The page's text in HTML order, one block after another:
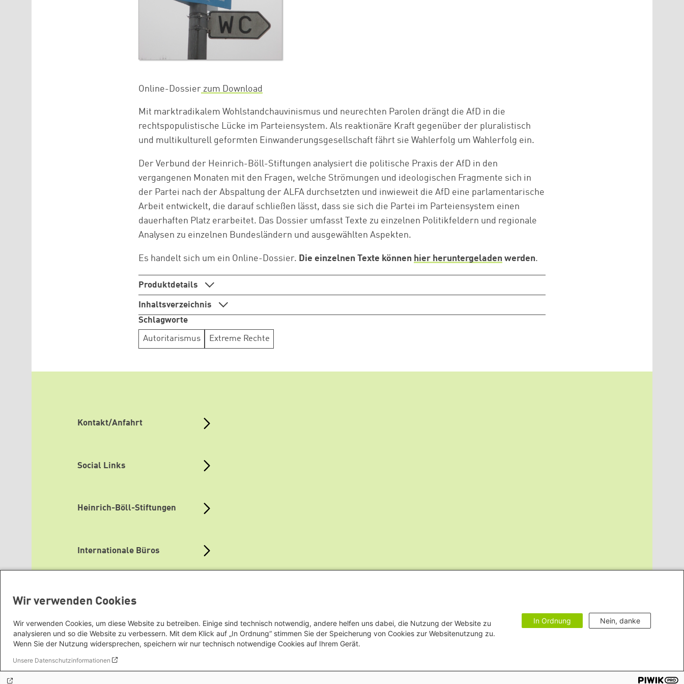
Online-Dossier zum Download
Mit marktradikalem Wohlstandchauvinismus und neurechten Parolen drängt die AfD in die
rechtspopulistische Lücke im Parteiensystem. Als reaktionäre Kraft gegenüber der pluralistisch
und multikulturell geformten Einwanderungsgesellschaft fährt sie Wahlerfolg um Wahlerfolg ein.
Der Verbund der Heinrich-Böll-Stiftungen analysiert die politische Praxis der AfD in den
vergangenen Monaten mit den Fragen, welche Strömungen und ideologischen Fragmente sich in
der Partei nach der Abspaltung der ALFA durchsetzten und inwieweit die AfD eine parlamentarische
Arbeit entwickelt, die darauf schließen lässt, dass sie sich die Partei im Parteiensystem einen
dauerhaften Platz erarbeitet. Das Dossier umfasst Texte zu einzelnen Politikfeldern und regionale
Analysen zu einzelnen Bundesländern und ausgewählten Aspekten.
Es handelt sich um ein Online-Dossier. Die einzelnen Texte können hier heruntergeladen werden.
Produktdetails
Inhaltsverzeichnis
Schlagworte
Autoritarismus Extreme Rechte
Zum Warenkorb hinzugefügt:
Kontakt/Anfahrt
Social Links
Heinrich-Böll-Stiftungen
Internationale Büros
Mediatheken
Wir verwenden Cookies
Wir verwenden Cookies, um diese Website zu betreiben. Einige sind technisch notwendig, andere helfen uns dabei, die Nutzung der Website zu
analysieren und so die Website zu verbessern. Mit dem Klick auf „In Ordnung“ stimmen Sie der Speicherung von Cookies zur Websitenutzung zu.
Wenn Sie der Nutzung widersprechen, speichern wir nur technisch notwendige Cookies auf Ihrem Gerät.
Unsere Datenschutzinformationen
In Ordnung Nein, danke